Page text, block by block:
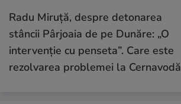
Radu Miruță, despre detonarea
stâncii Pârjoaia de pe Dunăre: „O
intervenție cu penseta”. Care este
rezolvarea problemei la Cernavodă